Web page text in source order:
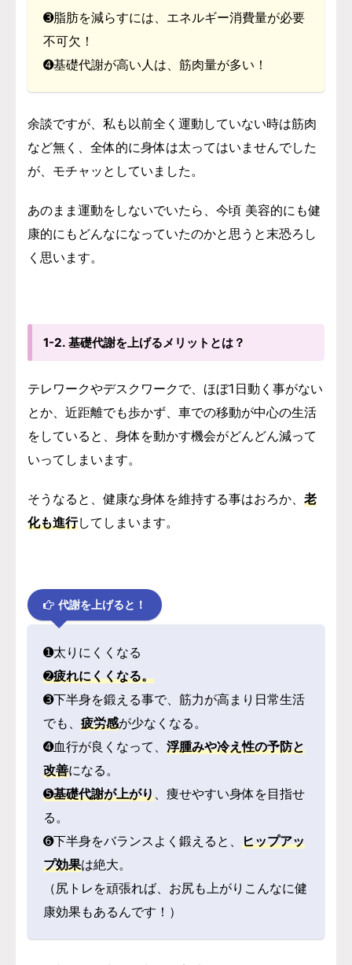
➌脂肪を減らすには、エネルギー消費量が必要
不可欠！
➍基礎代謝が高い人は、筋肉量が多い！
余談ですが、 私も以前全く運動していない時は筋肉
など無く、全体的に身体は太ってはいませんでした
が、モチャッとしていました。
あのまま運動をしないでいたら、今頃 美容的にも健
康的にもどんなになっていたのかと思うと末恐ろし
く思います。
1-2. 基礎代謝を上げるメリットとは？
テレワークやデスクワークで、ほぼ1日動く事がない
とか、近距離でも歩かず、車での移動が中心の生活
をしていると、身体を動かす機会がどんどん減って
いってしまいます。
そうなると、健康な身体を維持する事はおろか、 老
化も進行してしまいます。
代謝を上げると！
➊太りにくくなる
➋疲れにくくなる。
➌下半身を鍛える事で、筋力が高まり日常生活
でも、 疲労感が少なくなる。
➍血行が良くなって、 浮腫みや冷え性の予防と
改善になる。
➎基礎代謝が上がり 、痩せやすい身体を目指せ
る。
➏下半身をバランスよく鍛えると、 ヒップアッ
プ効果は絶大。
（尻トレを頑張れば、お尻も上がりこんなに健
康効果もあるんです！）